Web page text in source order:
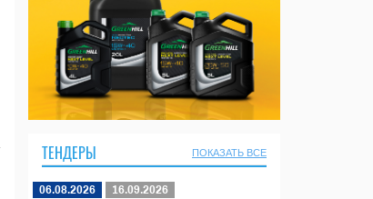
ТЕНДЕРЫ ПОКАЗАТЬ ВСЕ
06.08.2026 16.09.2026